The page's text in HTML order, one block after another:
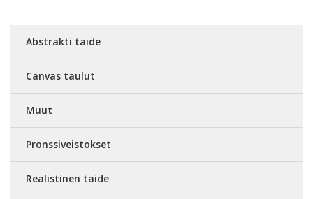
Abstrakti taide
Canvas taulut
Muut
Pronssiveistokset
Realistinen taide